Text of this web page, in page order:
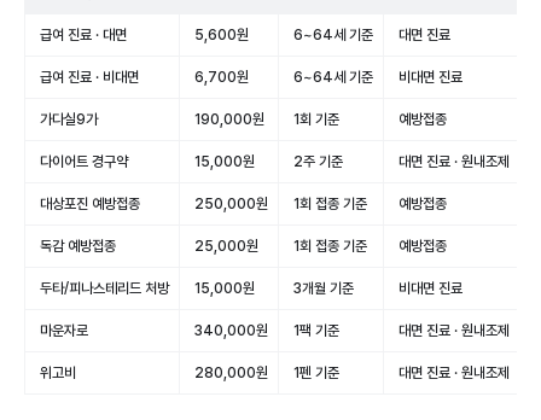
급여 진료 · 대면 5,600원 6~64세 기준 대면 진료
급여 진료 · 비대면 6,700원 6~64세 기준 비대면 진료
가다실9가 190,000원 1회 기준 예방접종
다이어트 경구약 15,000원 2주 기준 대면 진료 · 원내조제
대상포진 예방접종 250,000원 1회 접종 기준 예방접종
독감 예방접종 25,000원 1회 접종 기준 예방접종
두타/피나스테리드 처방 15,000원 3개월 기준 비대면 진료
마운자로 340,000원 1팩 기준 대면 진료 · 원내조제
위고비 280,000원 1펜 기준 대면 진료 · 원내조제